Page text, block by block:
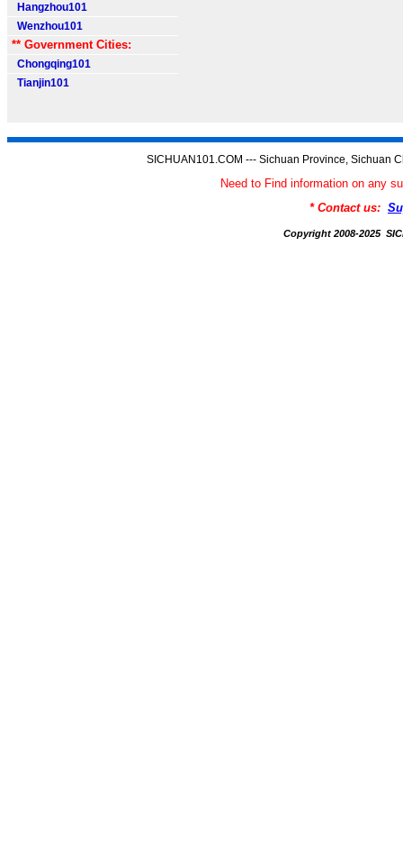
Hangzhou101
Wenzhou101
** Government Cities:
Chongqing101
Tianjin101
SICHUAN101.COM --- Sichuan Province, Sichuan
Need to Find information on any
* Contact us:
Copyright 2008-2025